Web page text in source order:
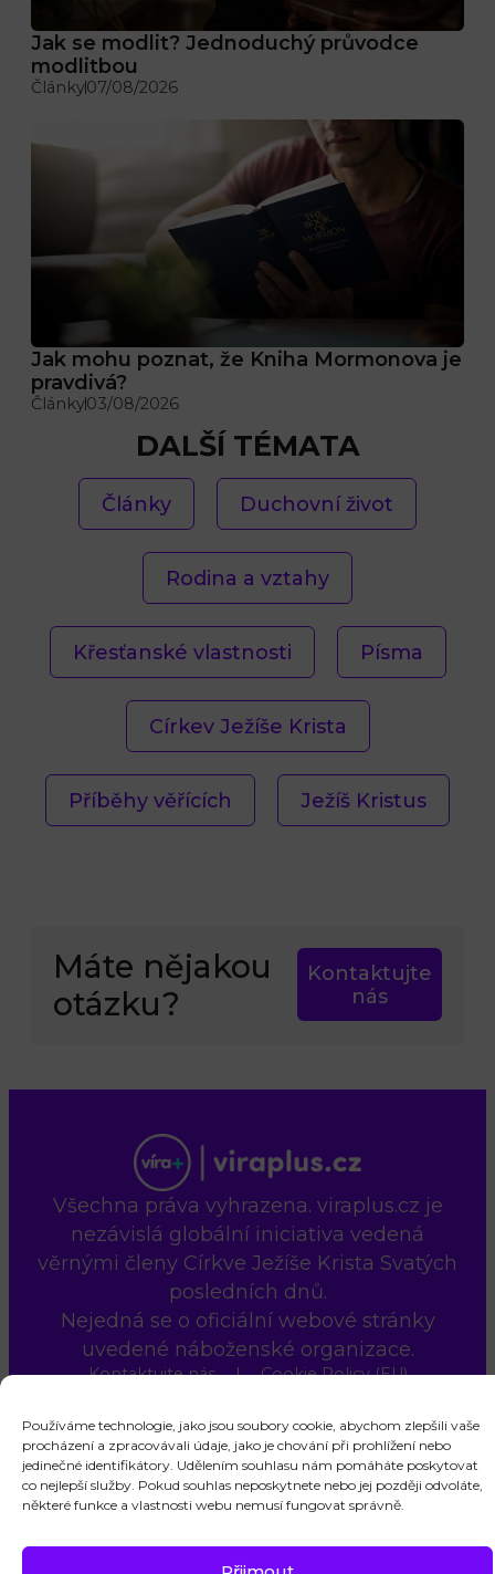
Používáme technologie, jako jsou soubory cookie, abychom zlepšili vaše
procházení a zpracovávali údaje, jako je chování při prohlížení nebo
jedinečné identifikátory. Udělením souhlasu nám pomáháte poskytovat
co nejlepší služby. Pokud souhlas neposkytnete nebo jej později odvoláte,
některé funkce a vlastnosti webu nemusí fungovat správně.
Jak se modlit? Jednoduchý průvodce
modlitbou
Články07/08/2026
Jak mohu poznat, že Kniha Mormonova je
pravdivá?
Články03/08/2026
DALŠÍ TÉMATA
Články Duchovní život
Rodina a vztahy
Křesťanské vlastnosti Písma
Církev Ježíše Krista
Příběhy věřících Ježíš Kristus
Máte nějakou
otázku?
Kontaktujte
nás
Všechna práva vyhrazena. viraplus.cz je
nezávislá globální iniciativa vedená
věrnými členy Církve Ježíše Krista Svatých
posledních dnů.
Nejedná se o oficiální webové stránky
uvedené náboženské organizace.
Kontaktujte nás Cookie Policy (EU)